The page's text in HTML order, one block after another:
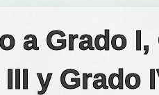
a Grado I,
y Grado